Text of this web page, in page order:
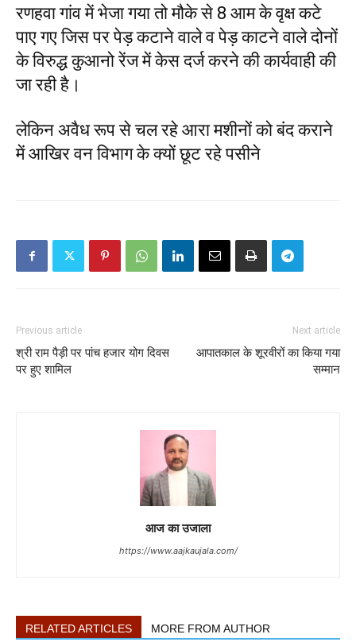
रणहवा गांव में भेजा गया तो मौके से 8 आम के वृक्ष कटे
पाए गए जिस पर पेड़ कटाने वाले व पेड़ काटने वाले दोनों
के विरुद्ध कुआनो रेंज में केस दर्ज करने की कार्यवाही की
जा रही है।
लेकिन अवैध रूप से चल रहे आरा मशीनों को बंद कराने
में आखिर वन विभाग के क्यों छूट रहे पसीने
Previous article
श्री राम पैड़ी पर पांच हजार योग दिवस
पर हुए शामिल
Next article
आपातकाल के शूरवीरों का किया गया
सम्मान
आज का उजाला
https://www.aajkaujala.com/
RELATED ARTICLES MORE FROM AUTHOR